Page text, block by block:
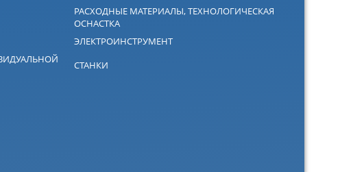
РАСХОДНЫЕ МАТЕРИАЛЫ, ТЕХНОЛОГИЧЕСКАЯ
ОСНАСТКА
ЭЛЕКТРОИНСТРУМЕНТ
СТАНКИ